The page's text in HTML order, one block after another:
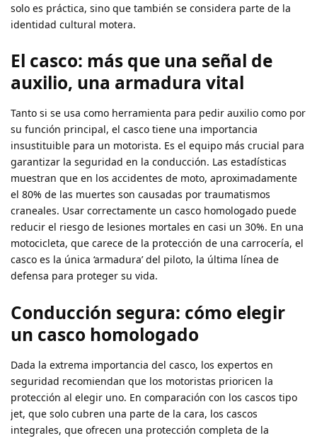
solo es práctica, sino que también se considera parte de la
identidad cultural motera.
El casco: más que una señal de
auxilio, una armadura vital
Tanto si se usa como herramienta para pedir auxilio como por
su función principal, el casco tiene una importancia
insustituible para un motorista. Es el equipo más crucial para
garantizar la seguridad en la conducción. Las estadísticas
muestran que en los accidentes de moto, aproximadamente
el 80% de las muertes son causadas por traumatismos
craneales. Usar correctamente un casco homologado puede
reducir el riesgo de lesiones mortales en casi un 30%. En una
motocicleta, que carece de la protección de una carrocería, el
casco es la única ‘armadura’ del piloto, la última línea de
defensa para proteger su vida.
Conducción segura: cómo elegir
un casco homologado
Dada la extrema importancia del casco, los expertos en
seguridad recomiendan que los motoristas prioricen la
protección al elegir uno. En comparación con los cascos tipo
jet, que solo cubren una parte de la cara, los cascos
integrales, que ofrecen una protección completa de la